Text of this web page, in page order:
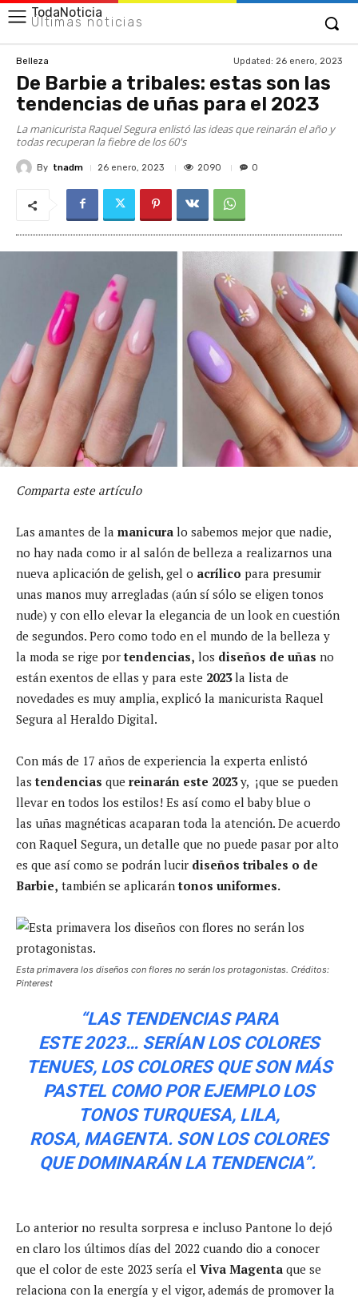
TodaNoticia
Últimas noticias
Belleza Updated: 26 enero, 2023
De Barbie a tribales: estas son las
tendencias de uñas para el 2023
La manicurista Raquel Segura enlistó las ideas que reinarán el año y
todas recuperan la fiebre de los 60's
By tnadm 26 enero, 2023 2090 0
Comparta este artículo
Las amantes de la manicura lo sabemos mejor que nadie,
no hay nada como ir al salón de belleza a realizarnos una
nueva aplicación de gelish, gel o acrílico para presumir
unas manos muy arregladas (aún sí sólo se eligen tonos
nude) y con ello elevar la elegancia de un look en cuestión
de segundos. Pero como todo en el mundo de la belleza y
la moda se rige portendencias, los diseños de uñas no
están exentos de ellas y para este 2023la lista de
novedades es muy amplia, explicó la manicurista Raquel
Segura al Heraldo Digital.
Con más de 17 años de experiencia la experta enlistó
lastendencias que reinarán este 2023y, ¡que se pueden
llevar en todos los estilos! Es así como el baby blue o
las uñas magnéticas acaparan toda la atención. De acuerdo
con Raquel Segura, un detalle que no puede pasar por alto
es que así como se podrán lucir diseños tribales o de
Barbie, también se aplicarántonos uniformes.
Esta primavera los diseños con flores no serán los protagonistas. Créditos:
Pinterest
“LAS TENDENCIAS PARA
ESTE 2023… SERÍAN LOS COLORES
TENUES, LOS COLORES QUE SON MÁS
PASTEL COMO POR EJEMPLO LOS
TONOS TURQUESA, LILA,
ROSA, MAGENTA. SON LOS COLORES
QUE DOMINARÁN LA TENDENCIA”.
Lo anterior no resulta sorpresa e incluso Pantone lo dejó
en claro los últimos días del 2022 cuando dio a conocer
que el color de este 2023 sería el Viva Magenta que se
relaciona con la energía y el vigor, además de promover la